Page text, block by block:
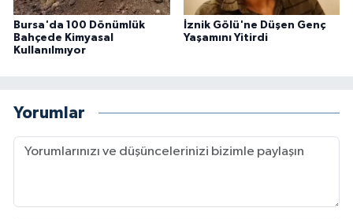
Bursa'da 100 Dönümlük
Bahçede Kimyasal
Kullanılmıyor
İznik Gölü'ne Düşen Genç
Yaşamını Yitirdi
Yorumlar